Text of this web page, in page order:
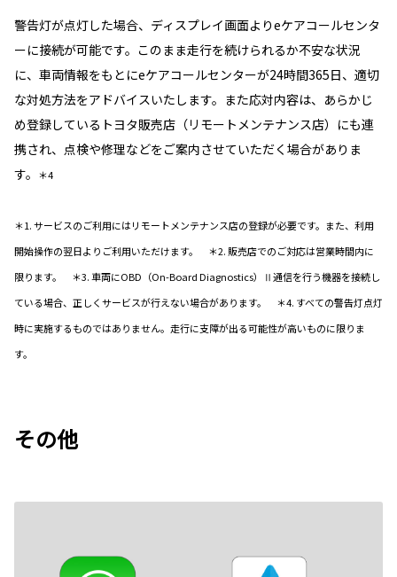
警告灯が点灯した場合、ディスプレイ画面よりeケアコールセンタ
ーに接続が可能です。このまま走行を続けられるか不安な状況
に、車両情報をもとにeケアコールセンターが24時間365日、適切
な対処方法をアドバイスいたします。また応対内容は、あらかじ
め登録しているトヨタ販売店（リモートメンテナンス店）にも連
携され、点検や修理などをご案内させていただく場合がありま
す。
＊4
＊1. サービスのご利用にはリモートメンテナンス店の登録が必要です。また、利用
開始操作の翌日よりご利用いただけます。 ＊2. 販売店でのご対応は営業時間内に
限ります。 ＊3. 車両にOBD（On-Board Diagnostics）Ⅱ通信を行う機器を接続し
ている場合、正しくサービスが行えない場合があります。 ＊4. すべての警告灯点灯
時に実施するものではありません。走行に支障が出る可能性が高いものに限りま
す。
その他